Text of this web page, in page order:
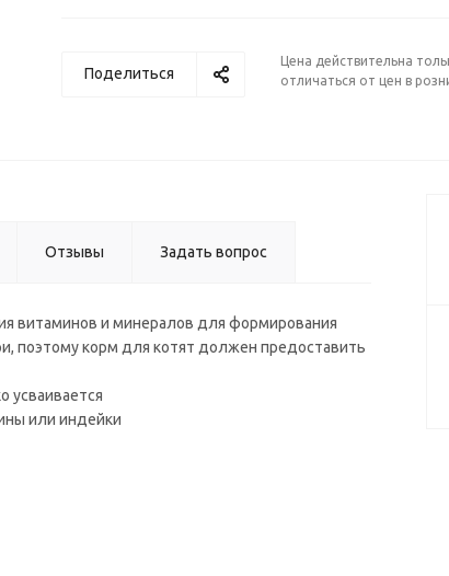
Поделиться
Цена действительна
отличаться от цен в
Отзывы Задать вопрос
витаминов и минералов для формирования
поэтому корм для котят должен предоставить
усваивается
или индейки